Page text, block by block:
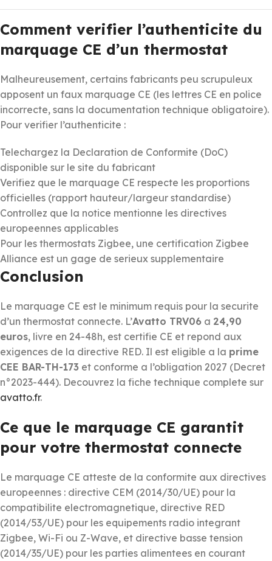
Comment verifier l’authenticite du
marquage CE d’un thermostat
Malheureusement, certains fabricants peu scrupuleux
apposent un faux marquage CE (les lettres CE en police
incorrecte, sans la documentation technique obligatoire).
Pour verifier l’authenticite :
Telechargez la Declaration de Conformite (DoC)
disponible sur le site du fabricant
Verifiez que le marquage CE respecte les proportions
officielles (rapport hauteur/largeur standardise)
Controllez que la notice mentionne les directives
europeennes applicables
Pour les thermostats Zigbee, une certification Zigbee
Alliance est un gage de serieux supplementaire
Conclusion
Le marquage CE est le minimum requis pour la securite
d’un thermostat connecte. L’Avatto TRV06 a 24,90
euros, livre en 24-48h, est certifie CE et repond aux
exigences de la directive RED. Il est eligible a la prime
CEE BAR-TH-173 et conforme a l’obligation 2027 (Decret
n°2023-444). Decouvrez la fiche technique complete sur
avatto.fr.
Ce que le marquage CE garantit
pour votre thermostat connecte
Le marquage CE atteste de la conformite aux directives
europeennes : directive CEM (2014/30/UE) pour la
compatibilite electromagnetique, directive RED
(2014/53/UE) pour les equipements radio integrant
Zigbee, Wi-Fi ou Z-Wave, et directive basse tension
(2014/35/UE) pour les parties alimentees en courant